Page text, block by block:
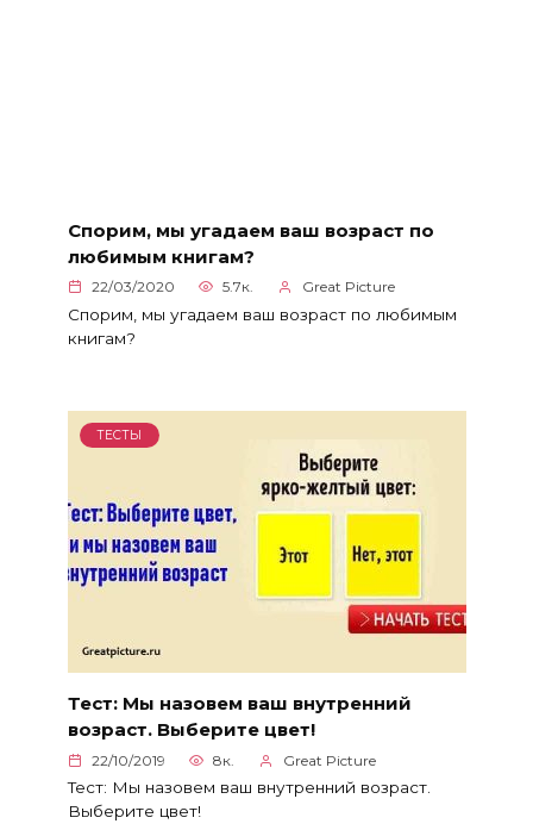
Спорим, мы угадаем ваш возраст по
любимым книгам?
22/03/2020 5.7к. Great Picture
Спорим, мы угадаем ваш возраст по любимым
книгам?
ТЕСТЫ
Тест: Мы назовем ваш внутренний
возраст. Выберите цвет!
22/10/2019 8к. Great Picture
Тест: Мы назовем ваш внутренний возраст.
Выберите цвет!